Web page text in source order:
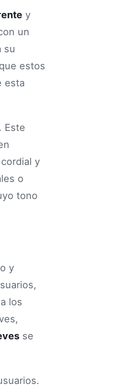
y
un
su
estos
esta
Este
y
o
tono
y
los
se